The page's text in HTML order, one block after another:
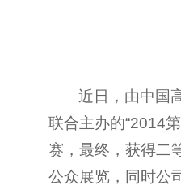
近日，由中国
联合主办的“2014
赛，最终，获得二
公众展览，同时公